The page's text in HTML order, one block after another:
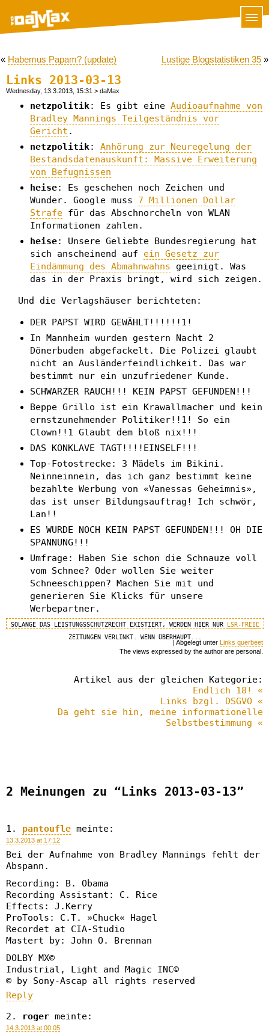
« Habemus Papam? (update) Lustige Blogstatistiken 35 »
Links 2013-03-13
Wednesday, 13.3.2013, 15:31 > daMax
netzpolitik: Es gibt eine Audioaufnahme von
Bradley Mannings Teilgeständnis vor
Gericht .
netzpolitik: Anhörung zur Neuregelung der
Bestandsdatenauskunft: Massive Erweiterung
von Befugnissen
heise: Es geschehen noch Zeichen und
Wunder. Google muss 7 Millionen Dollar
Strafe für das Abschnorcheln von WLAN
Informationen zahlen.
heise: Unsere Geliebte Bundesregierung hat
sich anscheinend auf ein Gesetz zur
Eindämmung des Abmahnwahns geeinigt. Was
das in der Praxis bringt, wird sich zeigen.
Und die Verlagshäuser berichteten:
DER PAPST WIRD GEWÄHLT!!!!!!1!
In Mannheim wurden gestern Nacht 2
Dönerbuden abgefackelt. Die Polizei glaubt
nicht an Ausländerfeindlichkeit. Das war
bestimmt nur ein unzufriedener Kunde.
SCHWARZER RAUCH!!! KEIN PAPST GEFUNDEN!!!
Beppe Grillo ist ein Krawallmacher und kein
ernstzunehmender Politiker!!1! So ein
Clown!!1 Glaubt dem bloß nix!!!
DAS KONKLAVE TAGT!!!!EINSELF!!!
Top-Fotostrecke: 3 Mädels im Bikini.
Neinneinnein, das ich ganz bestimmt keine
bezahlte Werbung von «Vanessas Geheimnis»,
das ist unser Bildungsauftrag! Ich schwör,
Lan!!
ES WURDE NOCH KEIN PAPST GEFUNDEN!!! OH DIE
SPANNUNG!!!
Umfrage: Haben Sie schon die Schnauze voll
vom Schnee? Oder wollen Sie weiter
Schneeschippen? Machen Sie mit und
generieren Sie Klicks für unsere
Werbepartner.
SOLANGE DAS LEISTUNGSSCHUTZRECHT EXISTIERT, WERDEN HIER NUR
LSR-FREIE
ZEITUNGEN VERLINKT. WENN ÜBERHAUPT...
| Abgelegt unter Links querbeet
The views expressed by the author are personal.
Artikel aus der gleichen Kategorie:
Endlich 18! «
Links bzgl. DSGVO «
Da geht sie hin, meine informationelle
Selbstbestimmung «
2 Meinungen zu “Links 2013-03-13”
pantoufle meinte:
13.3.2013 at 17:12
Bei der Aufnahme von Bradley Mannings fehlt der
Abspann.
Recording: B. Obama
Recording Assistant: C. Rice
Effects: J.Kerry
ProTools: C.T. »Chuck« Hagel
Recordet at CIA-Studio
Mastert by: John O. Brennan
DOLBY MX©
Industrial, Light and Magic INC©
© by Sony-Ascap all rights reserved
Reply
roger meinte:
14.3.2013 at 00:05